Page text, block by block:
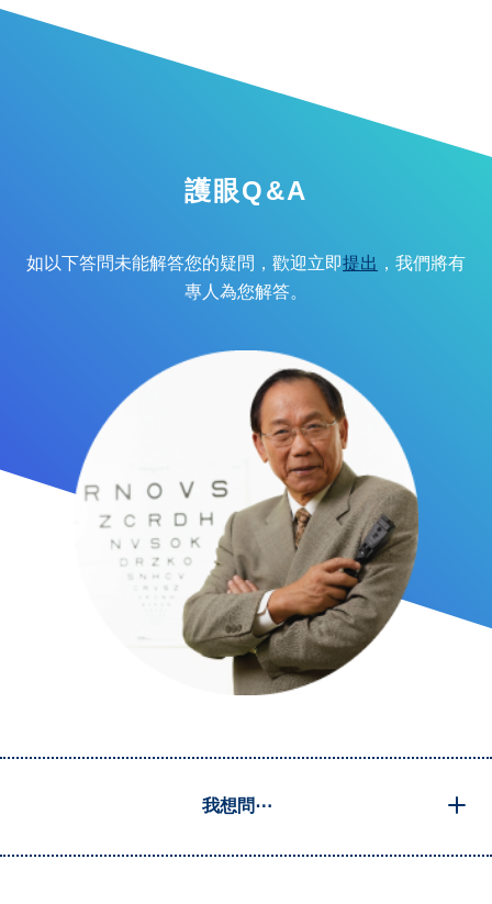
護眼Q&A
如以下答問未能解答您的疑問，歡迎立即提出 ，我們將有
專人為您解答。
我想問⋯